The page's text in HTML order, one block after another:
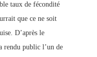
taux de fécondité
que ce ne soit
D’après le
rendu public l’un de